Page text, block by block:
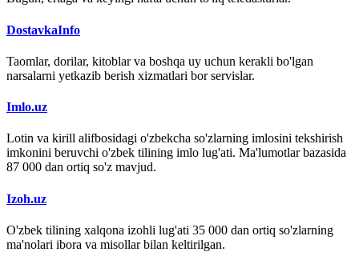
DostavkaInfo
Taomlar, dorilar, kitoblar va boshqa uy uchun kerakli bo'lgan
narsalarni yetkazib berish xizmatlari bor servislar.
Imlo.uz
Lotin va kirill alifbosidagi o'zbekcha so'zlarning imlosini tekshirish
imkonini beruvchi o'zbek tilining imlo lug'ati. Ma'lumotlar bazasida
87 000 dan ortiq so'z mavjud.
Izoh.uz
O'zbek tilining xalqona izohli lug'ati 35 000 dan ortiq so'zlarning
ma'nolari ibora va misollar bilan keltirilgan.